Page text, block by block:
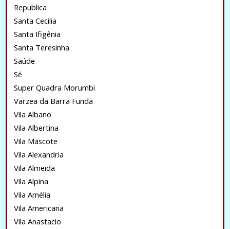
Republica
Santa Cecilia
Santa Ifigênia
Santa Teresinha
Saúde
Sé
Super Quadra Morumbi
Varzea da Barra Funda
Vila Albano
Vila Albertina
Vila Mascote
Vila Alexandria
Vila Almeida
Vila Alpina
Vila Amélia
Vila Americana
Vila Anastacio